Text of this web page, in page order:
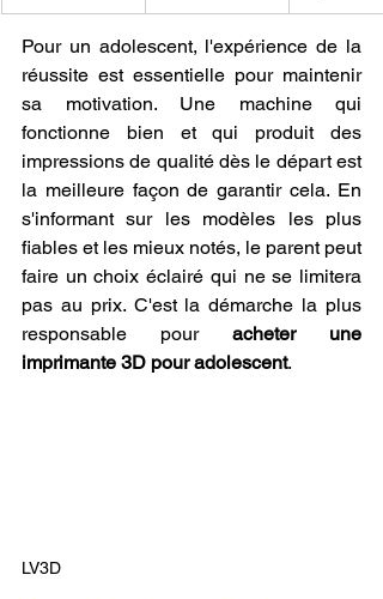
Pour un adolescent, l'expérience de la
réussite est essentielle pour maintenir
sa motivation. Une machine qui
fonctionne bien et qui produit des
impressions de qualité dès le départ est
la meilleure façon de garantir cela. En
s'informant sur les modèles les plus
fiables et les mieux notés, le parent peut
faire un choix éclairé qui ne se limitera
pas au prix. C'est la démarche la plus
responsable pour acheter une
imprimante 3D pour adolescent.
LV3D